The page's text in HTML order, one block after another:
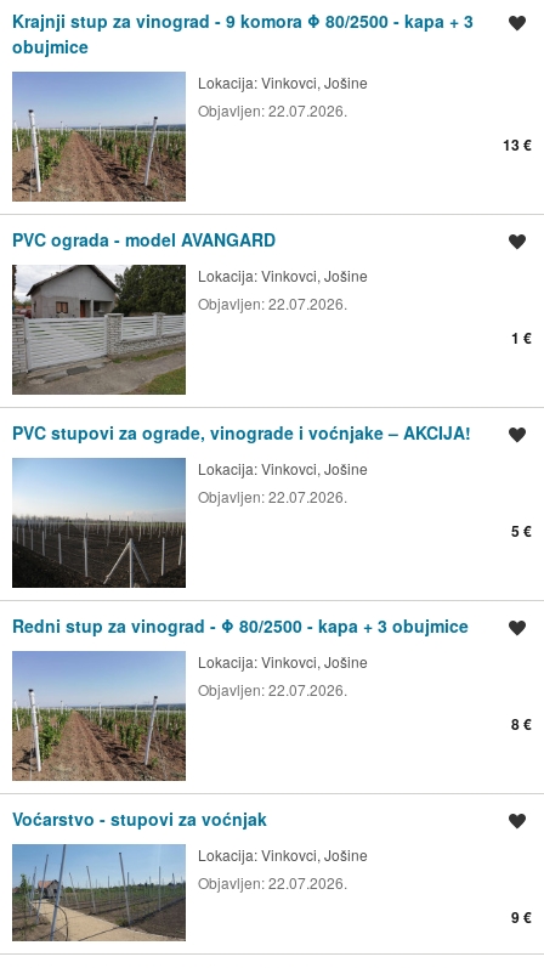
Krajnji stup za vinograd - 9 komora Φ 80/2500 - kapa + 3
obujmice
Lokacija:Vinkovci, Jošine
Objavljen:22.07.2026.
13 €
PVC ograda - model AVANGARD
Lokacija:Vinkovci, Jošine
Objavljen:22.07.2026.
1 €
PVC stupovi za ograde, vinograde i voćnjake – AKCIJA!
Lokacija:Vinkovci, Jošine
Objavljen:22.07.2026.
5 €
Redni stup za vinograd - Φ 80/2500 - kapa + 3 obujmice
Lokacija:Vinkovci, Jošine
Objavljen:22.07.2026.
8 €
Voćarstvo - stupovi za voćnjak
Lokacija:Vinkovci, Jošine
Objavljen:22.07.2026.
9 €